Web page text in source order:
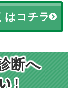
はコチラ
断へ